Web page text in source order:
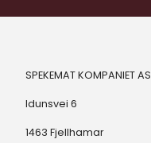
SPEKEMAT KOMPANIET AS
Idunsvei 6
1463 Fjellhamar